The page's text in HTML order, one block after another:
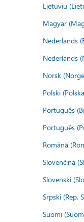
Lietuvių
Magyar
Nederlands
Nederlands
Norsk
Polski
Português
Português
Română
Slovenčina
Slovenski
Srpski (Rep.
Suomi